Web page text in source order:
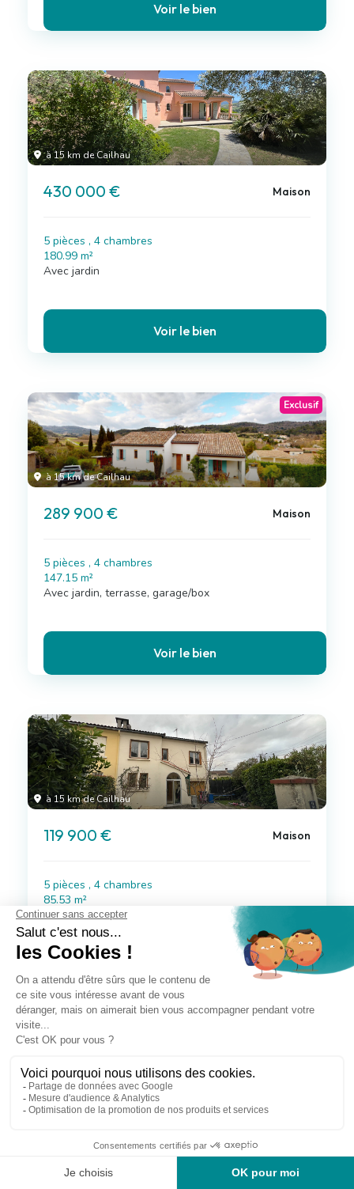
Voir le bien
à 15 km de Cailhau
430 000 € Maison
5 pièces , 4 chambres
180.99 m²
Avec jardin
Voir le bien
à 15 km de Cailhau
Exclusif
289 900 € Maison
5 pièces , 4 chambres
147.15 m²
Avec jardin, terrasse, garage/box
Voir le bien
à 15 km de Cailhau
119 900 € Maison
5 pièces , 4 chambres
85.53 m²
Avec jardin
Voir le bien
Maison